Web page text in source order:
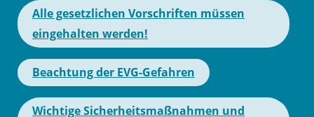
Alle gesetzlichen Vorschriften müssen
eingehalten werden!
Beachtung der EVG-Gefahren
Wichtige Sicherheitsmaßnahmen und